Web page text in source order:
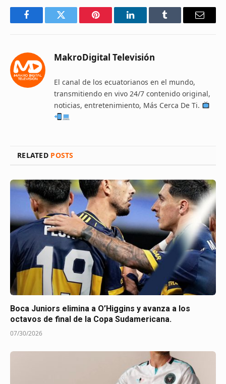
FacebookTwitter Pinterest LinkedInTumblr Email
MakroDigital Televisión
El canal de los ecuatorianos en el mundo,
transmitiendo en vivo 24/7 contenido original,
noticias, entretenimiento, Más Cerca De Ti.
RELATED POSTS
Boca Juniors elimina a O’Higgins y avanza a los
octavos de final de la Copa Sudamericana.
07/30/2026